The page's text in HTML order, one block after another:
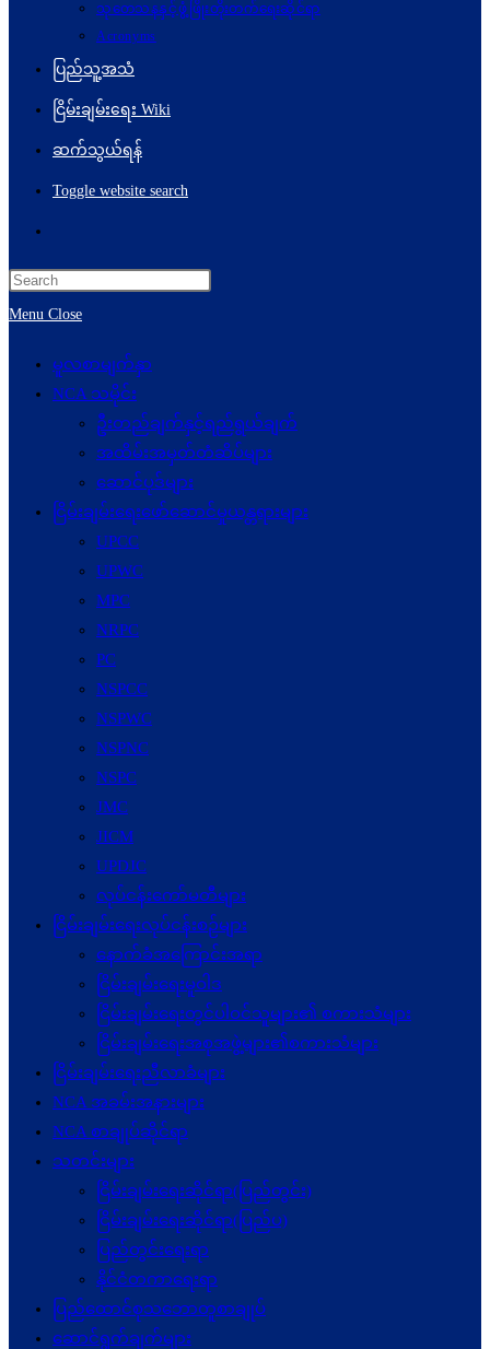
သုတေသနနှင့်ဖွံ့ဖြိုးတိုးတက်ရေးဆိုင်ရာ
Acronyms
ပြည်သူ့အသံ
ငြိမ်းချမ်းရေး Wiki
ဆက်သွယ်ရန်
Toggle website search
Menu Close
မူလစာမျက်နှာ
NCA သမိုင်း
ဦးတည်ချက်နှင့်ရည်ရွယ်ချက်
အထိမ်းအမှတ်တံဆိပ်များ
ဆောင်ပုဒ်များ
ငြိမ်းချမ်းရေးဖော်‌ဆောင်မှုယန္တရားများ
UPCC
UPWC
MPC
NRPC
PC
NSPCC
NSPWC
NSPNC
NSPC
JMC
JICM
UPDJC
လုပ်ငန်းကော်မတီများ
ငြိမ်းချမ်းရေးလုပ်ငန်းစဉ်များ
နောက်ခံအကြောင်းအရာ
ငြိမ်းချမ်းရေးမူဝါဒ
ငြိမ်းချမ်းရေးတွင်ပါဝင်သူများ၏ စကားသံများ
ငြိမ်းချမ်းရေးအစုအဖွဲ့များ၏စကားသံများ
ငြိမ်းချမ်းရေးညီလာခံများ
NCA အခမ်းအနားများ
NCA စာချုပ်ဆိုင်ရာ
သတင်းများ
ငြိမ်းချမ်းရေးဆိုင်ရာ(ပြည်တွင်း)
ငြိမ်းချမ်းရေးဆိုင်ရာ(ပြည်ပ)
ပြည်တွင်းရေးရာ
နိုင်ငံတကာရေးရာ
ပြည်ထောင်စုသဘောတူစာချုပ်
ဆောင်ရွက်ချက်များ